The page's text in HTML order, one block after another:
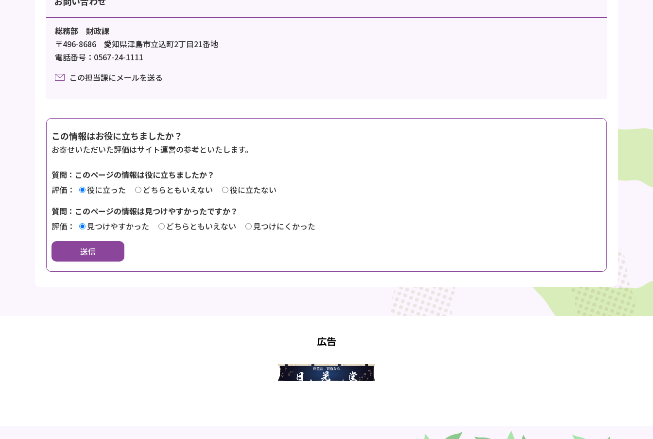
総務部 財政課
〒496-8686 愛知県津島市立込町2丁目21番地
電話番号：0567-24-1111
この担当課にメールを送る
この情報はお役に立ちましたか？
お寄せいただいた評価はサイト運営の参考といたします。
質問：このページの情報は役に立ちましたか？
評価：
役に立った どちらともいえない
役に立たない
質問：このページの情報は見つけやすかったですか？
評価：
見つけやすかった どちらともいえない 見つけにくかった
広告